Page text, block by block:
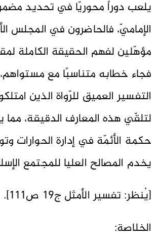
يلعب دوراً محوريّا في تحديد
الإماميّ، فالحاضرون في المجلس
مؤهّلين لفهم الحقيقة الكاملة
فجاء خطابه متناسبًا مع
التفسير العميق للرّواة الذين
لتلقّي هذه المعارف الدقيقة،
حكمة الأئمّة في إدارة الحوارات
يخدم المصالح العليا للمجتمع
[يُنظر: تفسير الأمثل ج19 ص111].
الخلاصة: